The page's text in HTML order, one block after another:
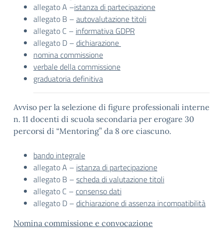
allegato A –istanza di partecipazione
allegato B – autovalutazione titoli
allegato C – informativa GDPR
allegato D – dichiarazione
nomina commissione
verbale della commissione
graduatoria definitiva
Avviso per la selezione di figure professionali interne
n. 11 docenti di scuola secondaria per erogare 30
percorsi di “Mentoring” da 8 ore ciascuno.
bando integrale
allegato A – istanza di partecipazione
allegato B – scheda di valutazione titoli
allegato C – consenso dati
allegato D – dichiarazione di assenza incompatibilità
Nomina commissione e convocazione